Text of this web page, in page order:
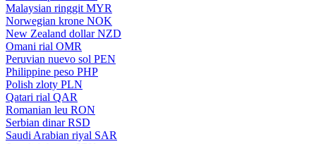
Malaysian ringgit MYR
Norwegian krone NOK
New Zealand dollar NZD
Omani rial OMR
Peruvian nuevo sol PEN
Philippine peso PHP
Polish zloty PLN
Qatari rial QAR
Romanian leu RON
Serbian dinar RSD
Saudi Arabian riyal SAR